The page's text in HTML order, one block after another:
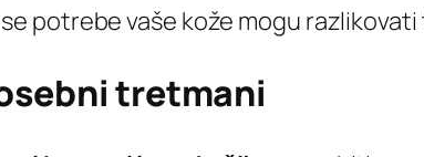
potrebe vaše kože mogu
tretmani